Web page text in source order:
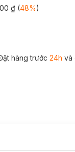
₫(48%)
hàng trước 24h và